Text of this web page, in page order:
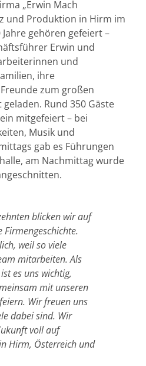
„Erwin Mach
und Produktion in Hirm im
gehören gefeiert –
Erwin und
und
ihre
zum großen
Rund 350 Gäste
mitgefeiert – bei
Musik und
gab es Führungen
am Nachmittag wurde
blicken wir auf
weil so viele
mitarbeiten. Als
es uns wichtig,
mit unseren
Wir freuen uns
dabei sind. Wir
voll auf
Hirm, Österreich und